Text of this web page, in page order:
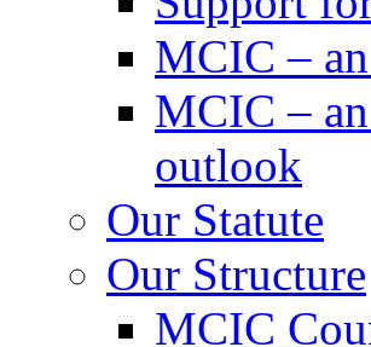
MCIC –
MCIC –
outlook
Our Statute
Our Structure
MCIC